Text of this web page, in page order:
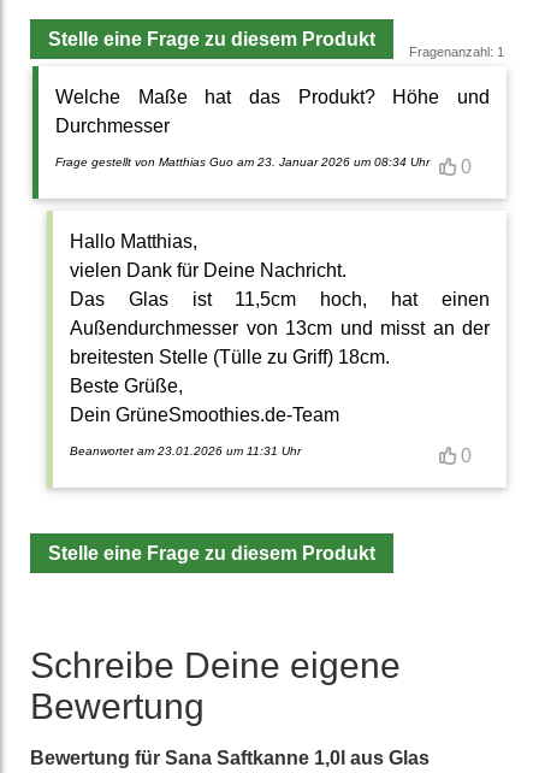
Stelle eine Frage zu diesem Produkt
Fragenanzahl: 1
Welche Maße hat das Produkt? Höhe und
Durchmesser
Frage gestellt von Matthias Guo am 23. Januar 2026 um 08:34 Uhr 0
Hallo Matthias,
vielen Dank für Deine Nachricht.
Das Glas ist 11,5cm hoch, hat einen
Außendurchmesser von 13cm und misst an der
breitesten Stelle (Tülle zu Griff) 18cm.
Beste Grüße,
Dein GrüneSmoothies.de-Team
Beanwortet am 23.01.2026 um 11:31 Uhr 0
Stelle eine Frage zu diesem Produkt
Schreibe Deine eigene
Bewertung
Bewertung für Sana Saftkanne 1,0l aus Glas